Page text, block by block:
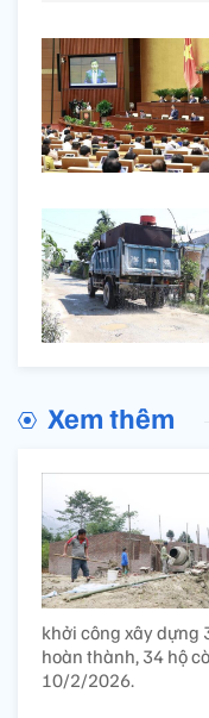
Xem thêm
khởi công xây dựng
hoàn thành, 34 hộ
10/2/2026.